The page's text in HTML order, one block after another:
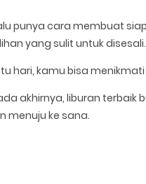
punya cara membuat
yang sulit untuk disesali.
hari, kamu bisa
akhirnya, liburan
menuju ke sana.